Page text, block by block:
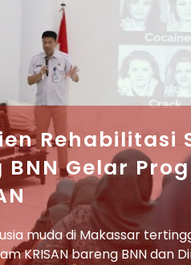
Rehabilitasi
BNN Gelar
muda di Makassar
KRISAN bareng BNN dan